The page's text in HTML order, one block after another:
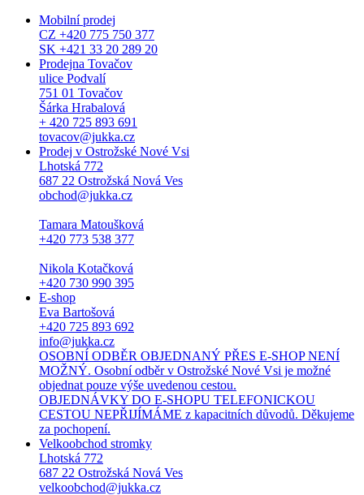
Mobilní prodej
CZ +420 775 750 377
SK +421 33 20 289 20
Prodejna Tovačov
ulice Podvalí
751 01 Tovačov
Šárka Hrabalová
+ 420 725 893 691
tovacov@jukka.cz
Prodej v Ostrožské Nové Vsi
Lhotská 772
687 22 Ostrožská Nová Ves
obchod@jukka.cz
Tamara Matoušková
+420 773 538 377
Nikola Kotačková
+420 730 990 395
E-shop
Eva Bartošová
+420 725 893 692
info@jukka.cz
OSOBNÍ ODBĚR OBJEDNANÝ PŘES E-SHOP NENÍ
MOŽNÝ. Osobní odběr v Ostrožské Nové Vsi je možné
objednat pouze výše uvedenou cestou.
OBJEDNÁVKY DO E-SHOPU TELEFONICKOU
CESTOU NEPŘIJÍMÁME z kapacitních důvodů. Děkujeme
za pochopení.
Velkoobchod stromky
Lhotská 772
687 22 Ostrožská Nová Ves
velkoobchod@jukka.cz